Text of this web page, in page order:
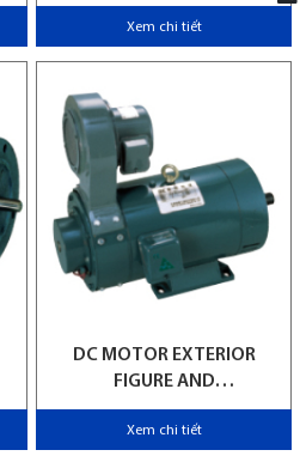
Xem chi tiết
DC MOTOR EXTERIOR
FIGURE AND
SPECIFICATIONS TABLE(
Xem chi tiết